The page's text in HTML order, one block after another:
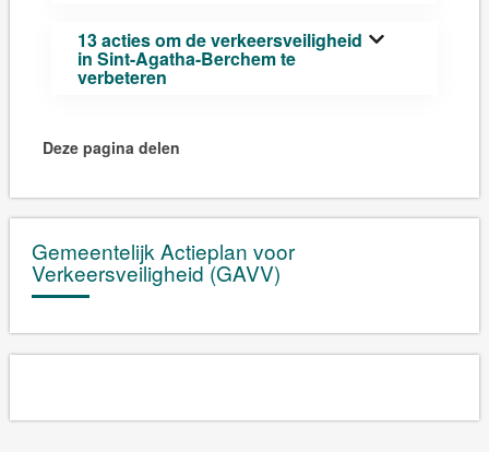
13 acties om de verkeersveiligheid
in Sint-Agatha-Berchem te
verbeteren
Deze pagina delen
Gemeentelijk Actieplan voor
Verkeersveiligheid (GAVV)